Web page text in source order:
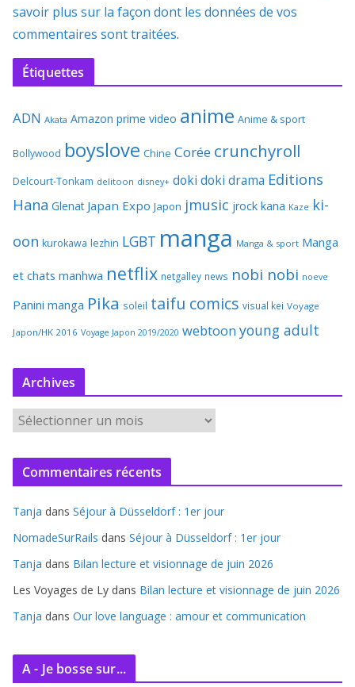
savoir plus sur la façon dont les données de vos
commentaires sont traitées.
Étiquettes
ADN Akata Amazon prime video anime Anime & sport
Bollywood boyslove Chine Corée crunchyroll
Delcourt-Tonkam delitoon disney+ doki doki drama Editions
Hana Glenat Japan Expo Japon jmusic jrock kana Kaze ki-
oon kurokawa lezhin LGBT manga Manga & sport Manga
et chats manhwa netflix netgalley news nobi nobi noeve
Panini manga Pika soleil taifu comics visual kei Voyage
Japon/HK 2016 Voyage Japon 2019/2020 webtoon young adult
Archives
r
c
v
e
s
Commentaires récents
Tanja dans Séjour à Düsseldorf : 1er jour
NomadeSurRails dans Séjour à Düsseldorf : 1er jour
Tanja dans Bilan lecture et visionnage de juin 2026
Les Voyages de Ly dans Bilan lecture et visionnage de juin 2026
Tanja dans Our love language : amour et communication
A - Je bosse sur...